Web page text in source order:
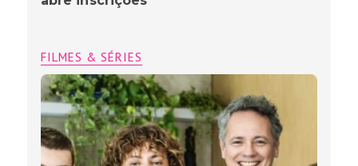
FILMES & SÉRIES